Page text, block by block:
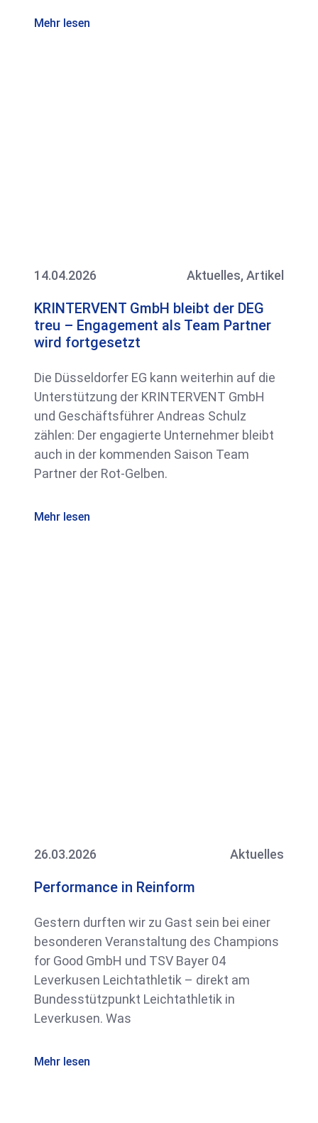
Mehr lesen
14.04.2026 Aktuelles, Artikel
KRINTERVENT GmbH bleibt der DEG
treu – Engagement als Team Partner
wird fortgesetzt
Die Düsseldorfer EG kann weiterhin auf die
Unterstützung der KRINTERVENT GmbH
und Geschäftsführer Andreas Schulz
zählen: Der engagierte Unternehmer bleibt
auch in der kommenden Saison Team
Partner der Rot-Gelben.
Mehr lesen
26.03.2026 Aktuelles
Performance in Reinform
Gestern durften wir zu Gast sein bei einer
besonderen Veranstaltung des Champions
for Good GmbH und TSV Bayer 04
Leverkusen Leichtathletik – direkt am
Bundesstützpunkt Leichtathletik in
Leverkusen. Was
Mehr lesen